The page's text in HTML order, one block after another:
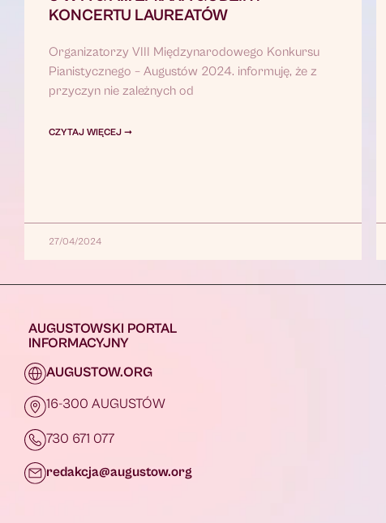
KONCERTU LAUREATÓW
Organizatorzy VIII Międzynarodowego Konkursu
Pianistycznego – Augustów 2024. informuję, że z
przyczyn nie zależnych od
CZYTAJ WIĘCEJ ➞
27/04/2024
AUGUSTOWSKI PORTAL
INFORMACYJNY
AUGUSTOW.ORG
16-300 AUGUSTÓW
730 671 077
redakcja@augustow.org